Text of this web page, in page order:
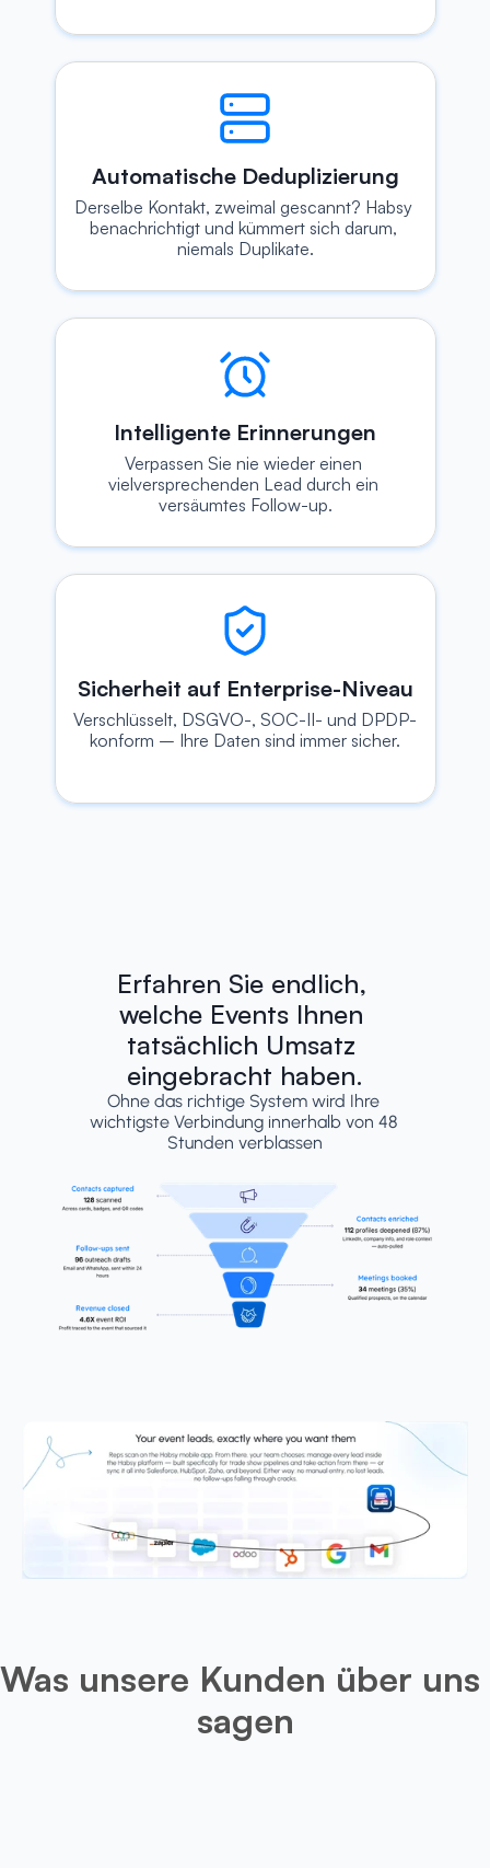
Automatische Deduplizierung
Derselbe Kontakt, zweimal gescannt? Habsy
benachrichtigt und kümmert sich darum,
niemals Duplikate.
Intelligente Erinnerungen
Verpassen Sie nie wieder einen
vielversprechenden Lead durch ein
versäumtes Follow-up.
Sicherheit auf Enterprise-Niveau
Verschlüsselt, DSGVO-, SOC-II- und DPDP-
konform – Ihre Daten sind immer sicher.
Erfahren Sie endlich,
welche Events Ihnen
tatsächlich Umsatz
eingebracht haben.
Ohne das richtige System wird Ihre
wichtigste Verbindung innerhalb von 48
Stunden verblassen
Was unsere Kunden über uns
sagen